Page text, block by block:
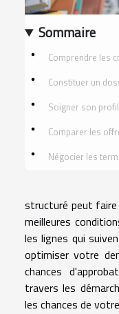
Sommaire
Comprendre les
Constituer un
Soigner son
Comparer les
Négocier les
structuré peut
meilleures
les lignes qui
optimiser votre
chances
travers les
les chances de